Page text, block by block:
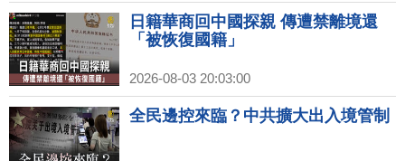
日籍華商回中國探親 傳遭禁離境還
「被恢復國籍」
2026-08-03 20:03:00
全民邊控來臨？中共擴大出入境管制